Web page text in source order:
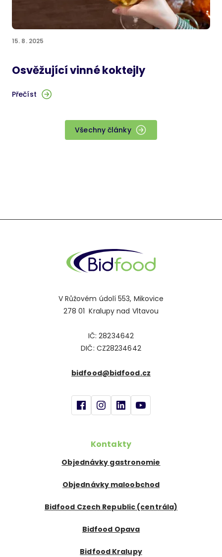
15. 8. 2025
Osvěžující vinné koktejly
Přečíst
Všechny články
V Růžovém údolí 553, Mikovice
278 01 Kralupy nad Vltavou
IČ: 28234642
DIČ: CZ28234642
bidfood@bidfood.cz
Kontakty
Objednávky gastronomie
Objednávky maloobchod
Bidfood Czech Republic (centrála)
Bidfood Opava
Bidfood Kralupy